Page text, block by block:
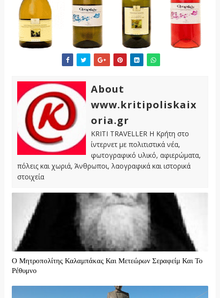
About
www.kritipoliskaix
oria.gr
KRITI TRAVELLER Η Κρήτη στο
ίντερνετ με πολιτιστικά νέα,
φωτογραφικό υλικό, αφιερώματα,
πόλεις και χωριά, Άνθρωποι, λαογραφικά και ιστορικά
στοιχεία
Ο Μητροπολίτης Καλαμπάκας Και Μετεώρων Σεραφείμ Και Το
Ρέθυμνο